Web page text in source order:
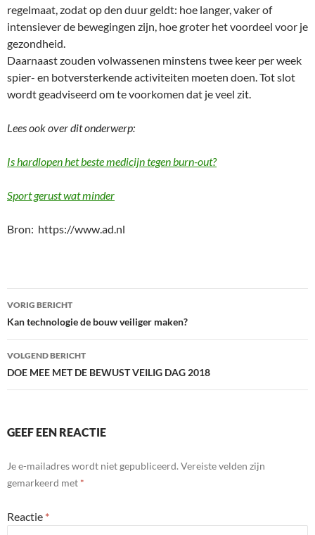
regelmaat, zodat op den duur geldt: hoe langer, vaker of
intensiever de bewegingen zijn, hoe groter het voordeel voor je
gezondheid.
Daarnaast zouden volwassenen minstens twee keer per week
spier- en botversterkende activiteiten moeten doen. Tot slot
wordt geadviseerd om te voorkomen dat je veel zit.
Lees ook over dit onderwerp:
Is hardlopen het beste medicijn tegen burn-out?
Sport gerust wat minder
Bron: https://www.ad.nl
Bericht
navigatie
VORIG BERICHT
Kan technologie de bouw veiliger maken?
VOLGEND BERICHT
DOE MEE MET DE BEWUST VEILIG DAG 2018
GEEF EEN REACTIE
Je e-mailadres wordt niet gepubliceerd. Vereiste velden zijn
gemarkeerd met *
Reactie *